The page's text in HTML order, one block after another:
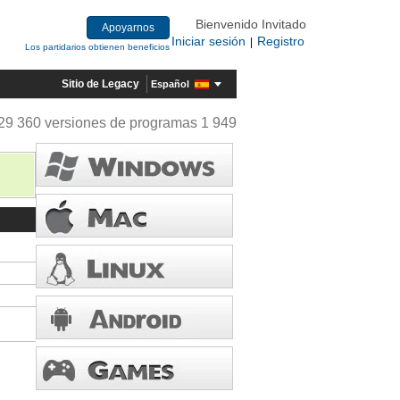
Apoyarnos
Los partidarios obtienen beneficios
Bienvenido Invitado
Iniciar sesión
Registro
Sitio de Legacy Español
360 versiones de programas 1 949